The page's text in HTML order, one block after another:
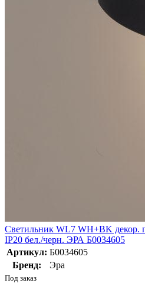
Светильник WL7 WH+BK декор.
IP20 бел./черн. ЭРА Б0034605
Артикул: Б0034605
Бренд:
Эра
Под заказ